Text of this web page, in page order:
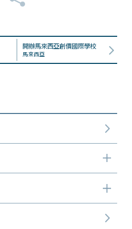
開辦馬來西亞創價國際學校
馬來西亞